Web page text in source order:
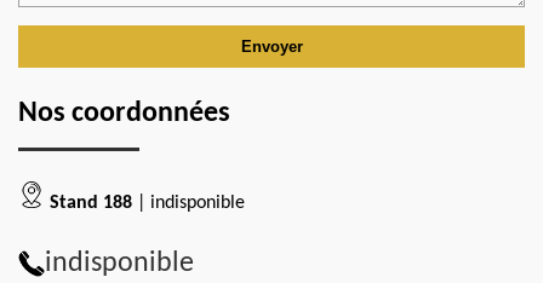
Nos coordonnées
Stand 188 | indisponible
indisponible